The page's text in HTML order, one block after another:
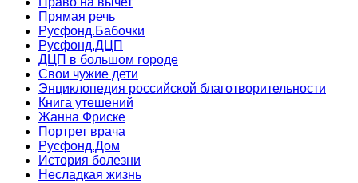
Прямая речь
Русфонд.Бабочки
Русфонд.ДЦП
ДЦП в большом городе
Свои чужие дети
Энциклопедия российской благотворительности
Книга утешений
Жанна Фриске
Портрет врача
Русфонд.Дом
История болезни
Несладкая жизнь